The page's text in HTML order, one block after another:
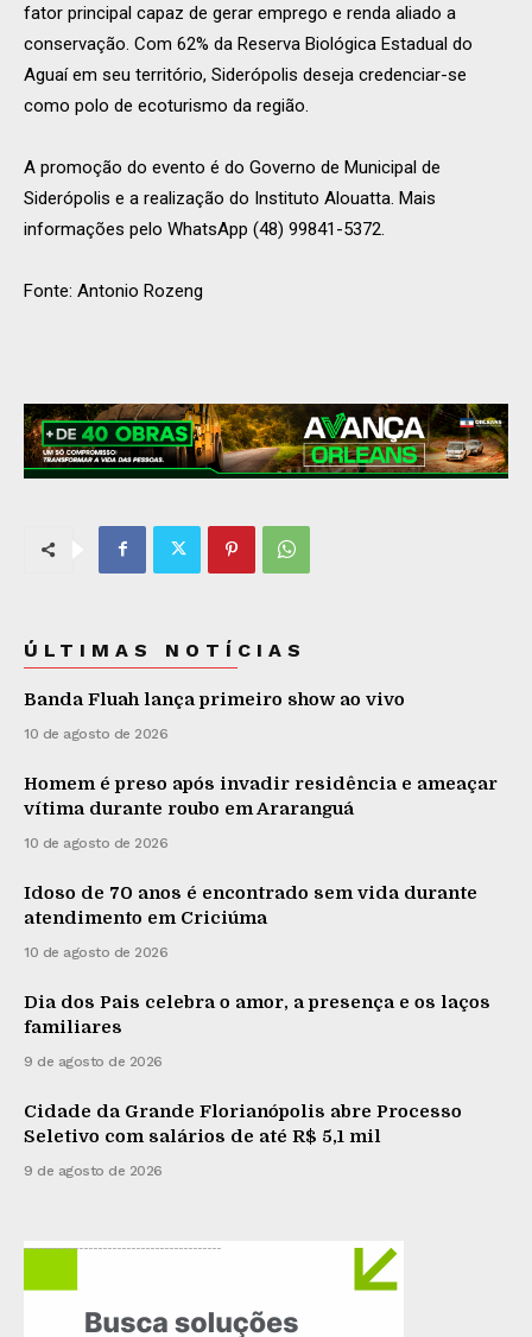
fator principal capaz de gerar emprego e renda aliado a
conservação. Com 62% da Reserva Biológica Estadual do
Aguaí em seu território, Siderópolis deseja credenciar-se
como polo de ecoturismo da região.
A promoção do evento é do Governo de Municipal de
Siderópolis e a realização do Instituto Alouatta. Mais
informações pelo WhatsApp (48) 99841-5372.
Fonte: Antonio Rozeng
ÚLTIMAS NOTÍCIAS
Banda Fluah lança primeiro show ao vivo
10 de agosto de 2026
Homem é preso após invadir residência e ameaçar
vítima durante roubo em Araranguá
10 de agosto de 2026
Idoso de 70 anos é encontrado sem vida durante
atendimento em Criciúma
10 de agosto de 2026
Dia dos Pais celebra o amor, a presença e os laços
familiares
9 de agosto de 2026
Cidade da Grande Florianópolis abre Processo
Seletivo com salários de até R$ 5,1 mil
9 de agosto de 2026